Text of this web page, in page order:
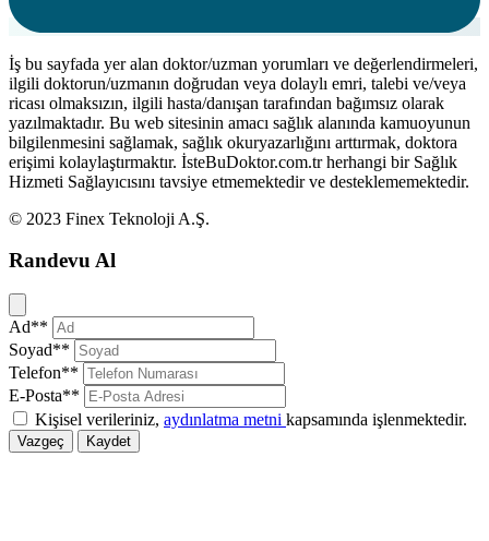
İş bu sayfada yer alan doktor/uzman yorumları ve değerlendirmeleri,
ilgili doktorun/uzmanın doğrudan veya dolaylı emri, talebi ve/veya
ricası olmaksızın, ilgili hasta/danışan tarafından bağımsız olarak
yazılmaktadır. Bu web sitesinin amacı sağlık alanında kamuoyunun
bilgilenmesini sağlamak, sağlık okuryazarlığını arttırmak, doktora
erişimi kolaylaştırmaktır. İsteBuDoktor.com.tr herhangi bir Sağlık
Hizmeti Sağlayıcısını tavsiye etmemektedir ve desteklememektedir.
© 2023 Finex Teknoloji A.Ş.
Randevu Al
Kapat
Ad**
Soyad**
Telefon**
E-Posta**
Kişisel verileriniz, aydınlatma metni kapsamında işlenmektedir.
Vazgeç Kaydet